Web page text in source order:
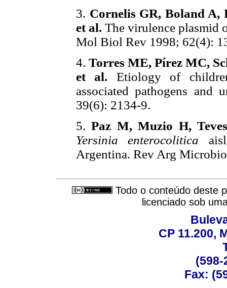
3. Cornelis GR, Boland A,
et al. The virulence plasmid
Mol Biol Rev 1998; 62(4):
4. Torres ME, Pírez MC,
et al. Etiology of
associated pathogens
39(6): 2134-9.
5.Paz M, Muzio H,
Yersinia enterocolitica
Argentina. Rev Arg
Todo o conteúdo deste
licenciado sob
CP 11.200,
(598-
Fax: